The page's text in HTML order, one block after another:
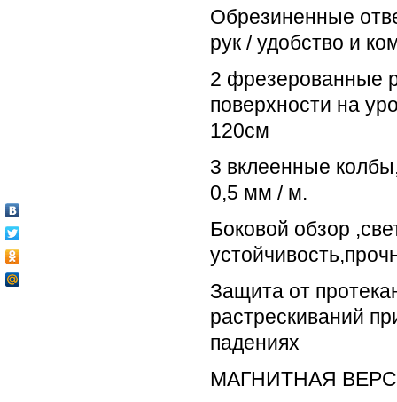
Обрезиненные
рук / удобство и
2 фрезерованные
поверхности на
120см
3 вклеенные
0,5 мм / м.
Боковой обзор
Защита от
растрескиваний
падениях
МАГНИТНАЯ